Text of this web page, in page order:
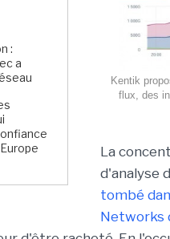
:
a
Kentik
flux, des
La
d'analyse
tombé
Networks